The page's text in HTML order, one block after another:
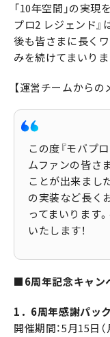
「10年空間」の実
プロ2 レジェンド』
後も皆さまに長く
みを続けてまいりま
【運営チームからの
この度『モバプ
ムファンの皆さ
ことが出来まし
の実装など長く
ってまいります
いたします！
■6周年記念キャン
1．6周年感謝パック
開催期間：5月15日